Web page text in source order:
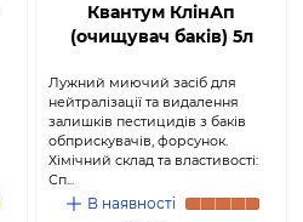
Квантум КлінАп
(очищувач баків) 5л
Лужний миючий засіб для
нейтралізації та видалення
залишків пестицидів з баків
обприскувачів, форсунок.
Хімічний склад та властивості:
Сп...
В наявності